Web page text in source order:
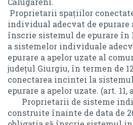
DECLARAȚII DE AVERE ȘI INTERESE
ALEGERI LOCALE ȘI
LISTA CONSILIERI
PROIECT SIPOCA 35
CUVANTUL PRIMARULUI
DECLARAȚII DE AVERE ȘI
ALEGERI LOCALE ȘI
2024
Consiliul Local
LISTA CONSILIERI
Proprietarii spaţiilor
individual adecvat de epurare
înscrie sistemul de epurare în
a sistemelor individuale
epurare a apelor uzate al
județul Giurgiu, în termen de
conectarea incintei la
epurare a apelor uzate. (art. 11,
Proprietarii de sisteme
construite înainte de data de